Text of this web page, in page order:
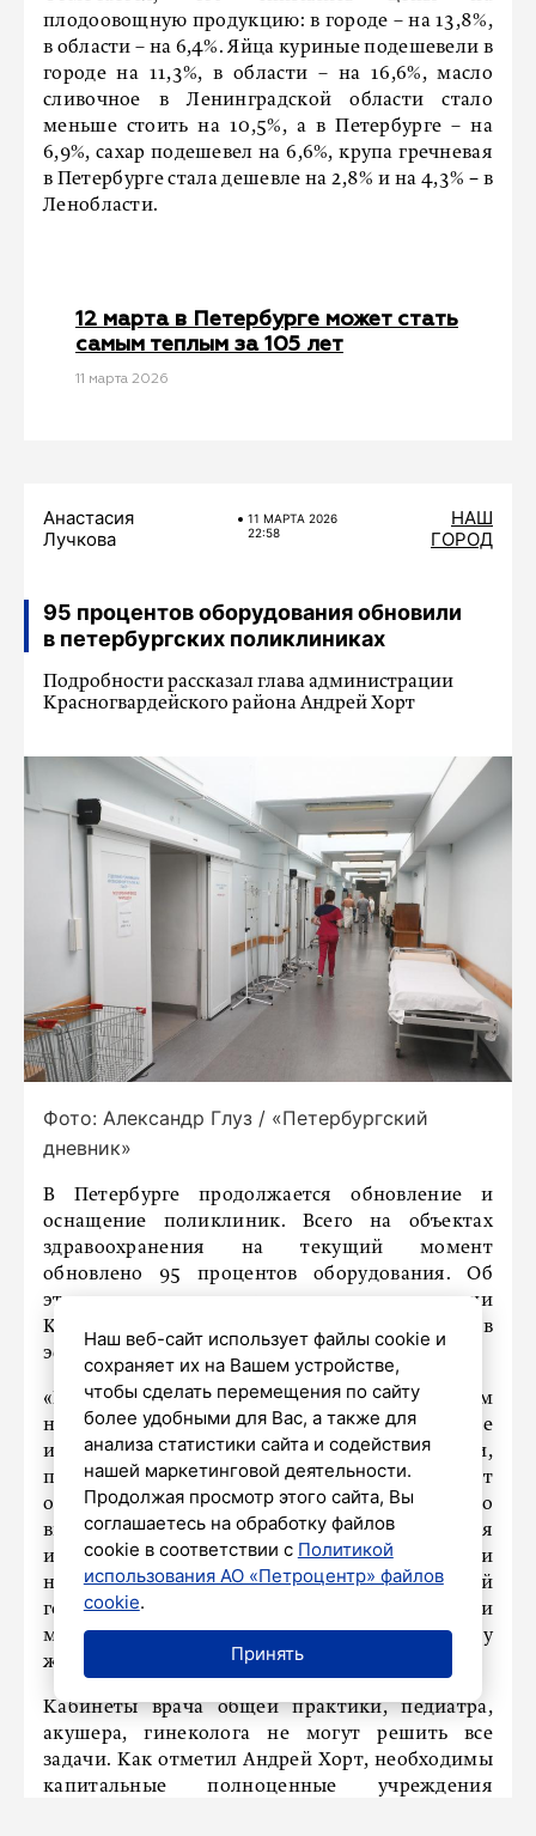
плодоовощную продукцию: в городе – на 13,8%,
в области – на 6,4%. Яйца куриные подешевели в
городе на 11,3%, в области – на 16,6%, масло
сливочное в Ленинградской области стало
меньше стоить на 10,5%, а в Петербурге – на
6,9%, сахар подешевел на 6,6%, крупа гречневая
в Петербурге стала дешевле на 2,8% и на 4,3% − в
Ленобласти.
12 марта в Петербурге может стать
самым теплым за 105 лет
11 мартa 2026
Анастасия
Лучкова
11 МАРТA 2026
22:58
НАШ
ГОРОД
95 процентов оборудования обновили
в петербургских поликлиниках
Подробности рассказал глава администрации
Красногвардейского района Андрей Хорт
Фото: Александр Глуз / «Петербургский
дневник»
В Петербурге продолжается обновление и
оснащение поликлиник. Всего на объектах
здравоохранения на текущий момент
обновлено 95 процентов оборудования. Об
этом рассказал глава администрации
Красногвардейского района Андрей Хорт в
эфире телеканала
«Санкт-Петербург»
«Буквально год, максимум два, мы переходим
на спокойное текущее поддержание
инфраструктуры в нормативном состоянии,
просто плановый текущий ремонт
оборудования. Основной вектор нашего
внимания в контексте развития
инфраструктуры направлен на территории
новой жилой застройки. Новая Охта, Цветной
город, конечно, это приоритет. Не все задачи
можно решить учреждениями по месту
жительства», – сказал глава администрации.
Кабинеты врача общей практики, педиатра,
акушера, гинеколога не могут решить все
задачи. Как отметил Андрей Хорт, необходимы
капитальные полноценные учреждения
Наш веб-сайт использует файлы cookie и
сохраняет их на Вашем устройстве,
чтобы сделать перемещения по сайту
более удобными для Вас, а также для
анализа статистики сайта и содействия
нашей маркетинговой деятельности.
Продолжая просмотр этого сайта, Вы
соглашаетесь на обработку файлов
cookie в соответствии с Политикой
использования АО «Петроцентр» файлов
cookie.
Принять